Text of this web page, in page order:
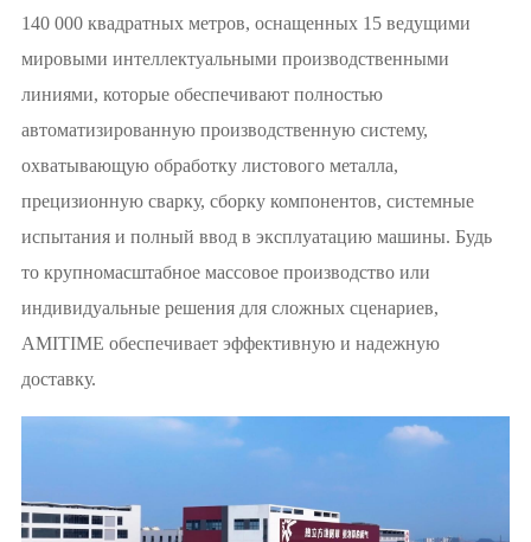
140 000 квадратных метров, оснащенных 15 ведущими
мировыми интеллектуальными производственными
линиями, которые обеспечивают полностью
автоматизированную производственную систему,
охватывающую обработку листового металла,
прецизионную сварку, сборку компонентов, системные
испытания и полный ввод в эксплуатацию машины. Будь
то крупномасштабное массовое производство или
индивидуальные решения для сложных сценариев,
AMITIME обеспечивает эффективную и надежную
доставку.